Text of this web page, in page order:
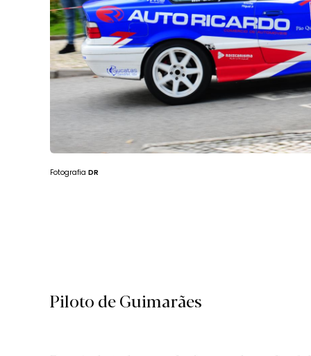
Fotografia DR
Piloto de Guimarães